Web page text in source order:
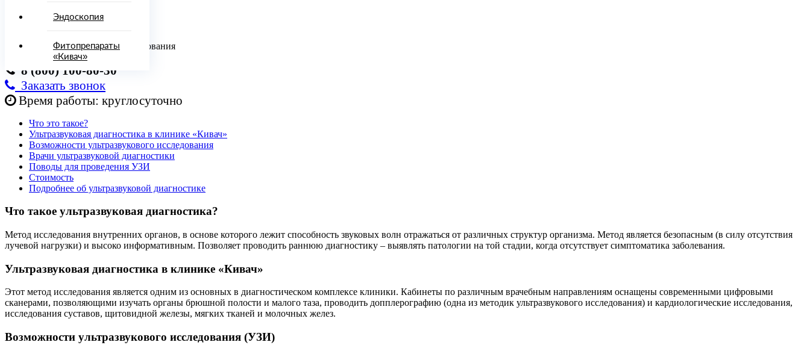
Эндоскопия
Фитопрепараты
«Кивач»
Консультация врача, отдел бронирования
8 (800) 100-80-30
Заказать звонок
Время работы: круглосуточно
Что это такое?
Ультразвуковая диагностика в клинике «Кивач»
Возможности ультразвукового исследования
Врачи ультразвуковой диагностики
Поводы для проведения УЗИ
Стоимость
Подробнее об ультразвуковой диагностике
Что такое ультразвуковая диагностика?
Метод исследования внутренних органов, в основе которого лежит способность звуковых волн отражаться от различных структур организма. Метод является безопасным (в силу отсутствия
лучевой нагрузки) и высоко информативным. Позволяет проводить раннюю диагностику – выявлять патологии на той стадии, когда отсутствует симптоматика заболевания.
Ультразвуковая диагностика в клинике «Кивач»
Этот метод исследования является одним из основных в диагностическом комплексе клиники. Кабинеты по различным врачебным направлениям оснащены современными цифровыми
сканерами, позволяющими изучать органы брюшной полости и малого таза, проводить допплерографию (одна из методик ультразвукового исследования) и кардиологические исследования,
исследования суставов, щитовидной железы, мягких тканей и молочных желез.
Возможности ультразвукового исследования (УЗИ)